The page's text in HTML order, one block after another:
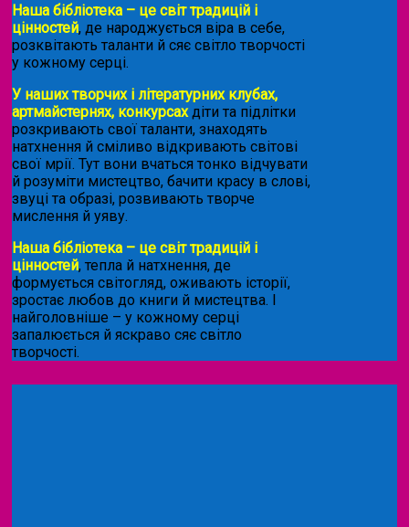
Наша бібліотека – це світ традицій і
цінностей, де народжується віра в себе,
розквітають таланти й сяє світло творчості
у кожному серці.
У наших творчих і літературних клубах,
артмайстернях, конкурсахдіти та підлітки
розкривають свої таланти, знаходять
натхнення й сміливо відкривають світові
свої мрії. Тут вони вчаться тонко відчувати
й розуміти мистецтво, бачити красу в слові,
звуці та образі, розвивають творче
мислення й уяву.
Наша бібліотека – це світ традицій і
цінностей, тепла й натхнення, де
формується світогляд, оживають історії,
зростає любов до книги й мистецтва. І
найголовніше – у кожному серці
запалюється й яскраво сяє світло
творчості.